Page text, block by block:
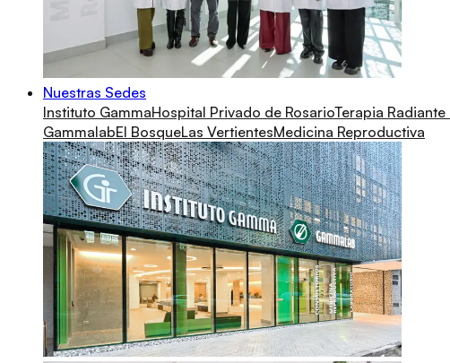
Nuestras Sedes
Instituto GammaHospital Privado de RosarioTerapia
GammalabEl BosqueLas VertientesMedicina Reproductiva